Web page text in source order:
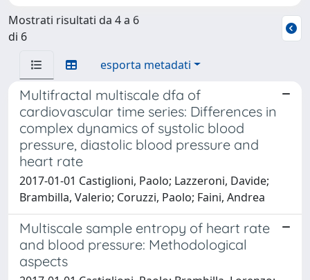
Mostrati risultati da 4 a 6
di 6
esporta metadati
Multifractal multiscale dfa of
cardiovascular time series: Differences in
complex dynamics of systolic blood
pressure, diastolic blood pressure and
heart rate
2017-01-01 Castiglioni, Paolo; Lazzeroni, Davide;
Brambilla, Valerio; Coruzzi, Paolo; Faini, Andrea
Multiscale sample entropy of heart rate
and blood pressure: Methodological
aspects